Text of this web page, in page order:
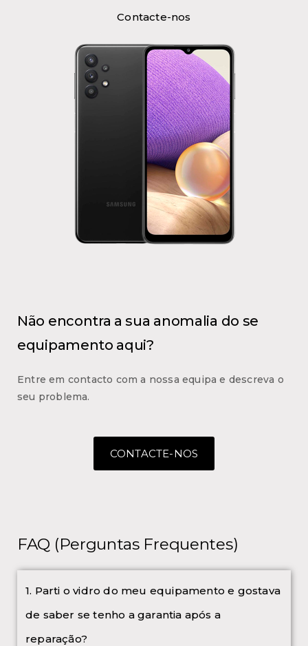
Contacte-nos
Não encontra a sua anomalia do se
equipamento aqui?
Entre em contacto com a nossa equipa e descreva o
seu problema.
CONTACTE-NOS
FAQ (Perguntas Frequentes)
1. Parti o vidro do meu equipamento e gostava
de saber se tenho a garantia após a
reparação?